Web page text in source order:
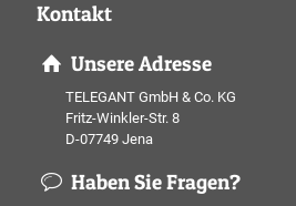
Kontakt
Unsere Adresse
TELEGANT GmbH & Co. KG
Fritz-Winkler-Str. 8
D-07749 Jena
Haben Sie Fragen?